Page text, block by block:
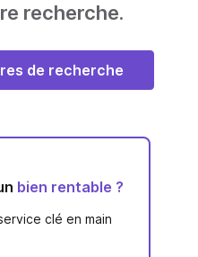
recherche.
de recherche
bien rentable ?
clé en main